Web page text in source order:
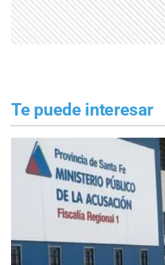
Te puede interesar